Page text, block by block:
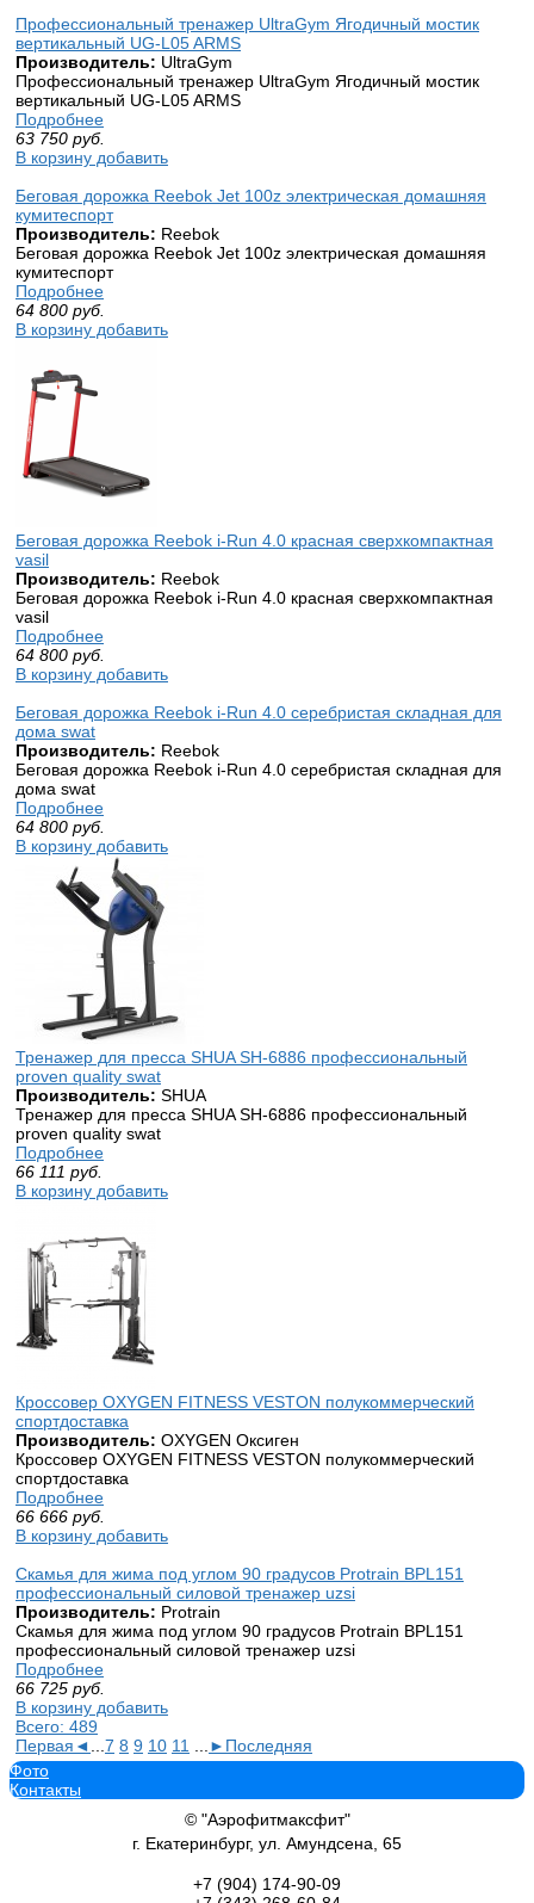
Профессиональный тренажер UltraGym Ягодичный мостик
вертикальный UG-L05 ARMS
Производитель: UltraGym
Профессиональный тренажер UltraGym Ягодичный мостик
вертикальный UG-L05 ARMS
Подробнее
63 750 руб.
В корзину добавить
Беговая дорожка Reebok Jet 100z электрическая домашняя
кумитеспорт
Производитель: Reebok
Беговая дорожка Reebok Jet 100z электрическая домашняя
кумитеспорт
Подробнее
64 800 руб.
В корзину добавить
Беговая дорожка Reebok i-Run 4.0 красная сверхкомпактная
vasil
Производитель: Reebok
Беговая дорожка Reebok i-Run 4.0 красная сверхкомпактная
vasil
Подробнее
64 800 руб.
В корзину добавить
Беговая дорожка Reebok i-Run 4.0 серебристая складная для
дома swat
Производитель: Reebok
Беговая дорожка Reebok i-Run 4.0 серебристая складная для
дома swat
Подробнее
64 800 руб.
В корзину добавить
Тренажер для пресса SHUA SH-6886 профессиональный
proven quality swat
Производитель: SHUA
Тренажер для пресса SHUA SH-6886 профессиональный
proven quality swat
Подробнее
66 111 руб.
В корзину добавить
Кроссовер OXYGEN FITNESS VESTON полукоммерческий
спортдоставка
Производитель: OXYGEN Оксиген
Кроссовер OXYGEN FITNESS VESTON полукоммерческий
спортдоставка
Подробнее
66 666 руб.
В корзину добавить
Скамья для жима под углом 90 градусов Protrain BPL151
профессиональный силовой тренажер uzsi
Производитель: Protrain
Скамья для жима под углом 90 градусов Protrain BPL151
профессиональный силовой тренажер uzsi
Подробнее
66 725 руб.
В корзину добавить
Всего: 489
Первая ◄ 7 8 9 10 11 ► Последняя
Фото
Контакты
© "Аэрофитмаксфит"
г. Екатеринбург, ул. Амундсена, 65
+7 (904) 174-90-09